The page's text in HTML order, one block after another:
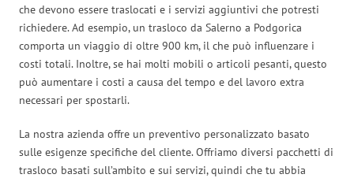
che devono essere traslocati e i servizi aggiuntivi che potresti
richiedere. Ad esempio, un trasloco da Salerno a Podgorica
comporta un viaggio di oltre 900 km, il che può influenzare i
costi totali. Inoltre, se hai molti mobili o articoli pesanti, questo
può aumentare i costi a causa del tempo e del lavoro extra
necessari per spostarli.
La nostra azienda offre un preventivo personalizzato basato
sulle esigenze specifiche del cliente. Offriamo diversi pacchetti di
trasloco basati sull’ambito e sui servizi, quindi che tu abbia